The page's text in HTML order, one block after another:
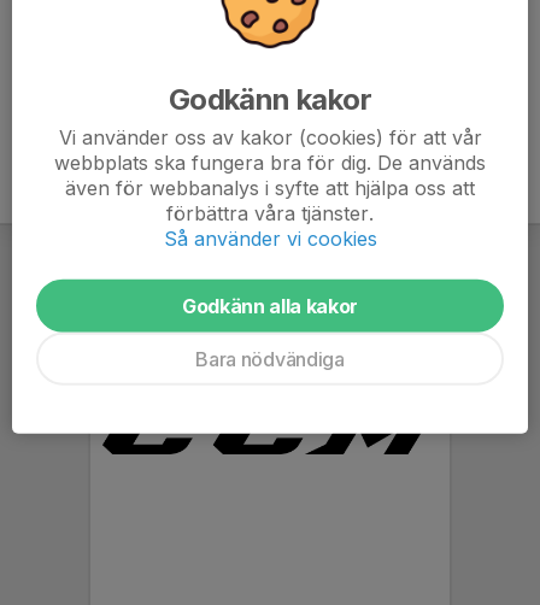
Godkänn kakor
Vi använder oss av kakor (cookies) för att vår
webbplats ska fungera bra för dig. De används
även för webbanalys i syfte att hjälpa oss att
förbättra våra tjänster.
Så använder vi cookies
Godkänn alla kakor
Bara nödvändiga